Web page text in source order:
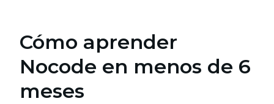
Cómo aprender
Nocode en menos de 6
meses